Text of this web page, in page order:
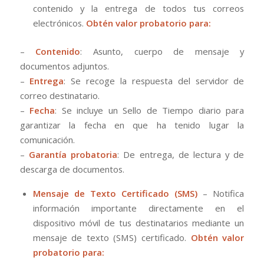
contenido y la entrega de todos tus correos
electrónicos. Obtén valor probatorio para:
– Contenido: Asunto, cuerpo de mensaje y
documentos adjuntos.
– Entrega: Se recoge la respuesta del servidor de
correo destinatario.
– Fecha: Se incluye un Sello de Tiempo diario para
garantizar la fecha en que ha tenido lugar la
comunicación.
– Garantía probatoria: De entrega, de lectura y de
descarga de documentos.
Mensaje de Texto Certificado (SMS) – Notifica
información importante directamente en el
dispositivo móvil de tus destinatarios mediante un
mensaje de texto (SMS) certificado. Obtén valor
probatorio para: